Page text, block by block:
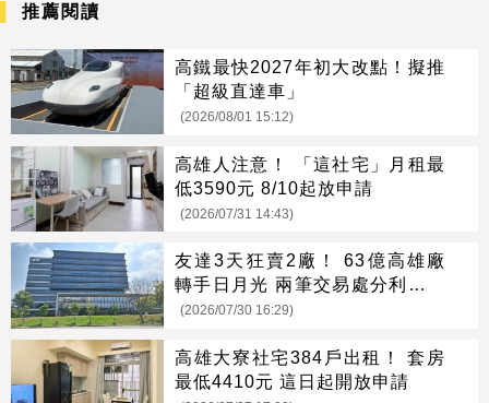
推薦閱讀
高鐵最快2027年初大改點！擬推
「超級直達車」
(2026/08/01 15:12)
高雄人注意！ 「這社宅」月租最
低3590元 8/10起放申請
(2026/07/31 14:43)
友達3天狂賣2廠！ 63億高雄廠
轉手日月光 兩筆交易處分利益估
176.7億
(2026/07/30 16:29)
高雄大寮社宅384戶出租！ 套房
最低4410元 這日起開放申請